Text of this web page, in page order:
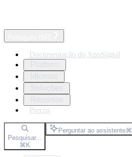
Documentação do AppSignal
Preços
Pesquisar...
⌘K
Perguntar ao assistente⌘